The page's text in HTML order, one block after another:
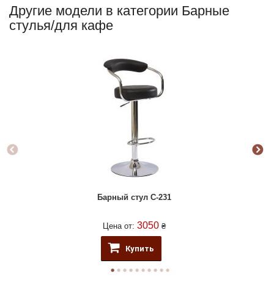
Другие модели в категории Барные
стулья/для кафе
Барный стул C-231
Цена от: 3050 ₴
Купить